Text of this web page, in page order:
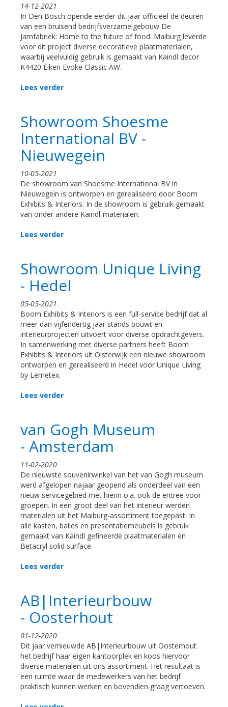
14-12-2021
In Den Bosch opende eerder dit jaar officieel de deuren
van een bruisend bedrijfsverzamelgebouw De
Jamfabriek: Home to the future of food. Maiburg leverde
voor dit project diverse decoratieve plaatmaterialen,
waarbij veelvuldig gebruik is gemaakt van Kaindl decor
K4420 Eiken Evoke Classic AW.
Lees verder
Showroom Shoesme
International BV -
Nieuwegein
10-05-2021
De showroom van Shoesme International BV in
Nieuwegein is ontworpen en gerealiseerd door Boom
Exhibits & Interiors. In de showroom is gebruik gemaakt
van onder andere Kaindl-materialen.
Lees verder
Showroom Unique Living
- Hedel
05-05-2021
Boom Exhibits & Interiors is een full-service bedrijf dat al
meer dan vijfendertig jaar stands bouwt en
interieurprojecten uitvoert voor diverse opdrachtgevers.
In samenwerking met diverse partners heeft Boom
Exhibits & Interiors uit Oisterwijk een nieuwe showroom
ontworpen en gerealiseerd in Hedel voor Unique Living
by Lemetex.
Lees verder
van Gogh Museum
- Amsterdam
11-02-2020
De nieuwste souvenirwinkel van het van Gogh museum
werd afgelopen najaar geopend als onderdeel van een
nieuw servicegebied met hierin o.a. ook de entree voor
groepen. In een groot deel van het interieur werden
materialen uit het Maiburg-assortiment toegepast. In
alle kasten, balies en presentatiemeubels is gebruik
gemaakt van Kaindl gefineerde plaatmaterialen en
Betacryl solid surface.
Lees verder
AB|Interieurbouw
- Oosterhout
01-12-2020
Dit jaar vernieuwde AB|Interieurbouw uit Oosterhout
het bedrijf haar eigen kantoorplek en koos hiervoor
diverse materialen uit ons assortiment. Het resultaat is
een ruimte waar de medewerkers van het bedrijf
praktisch kunnen werken en bovendien graag vertoeven.